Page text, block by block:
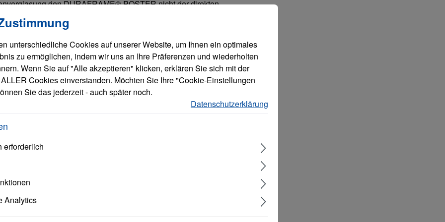
den DURAFRAME® POSTER nicht der direkten
zu einer Verformung (Wellenbildung) des
Einlegen und einfaches Auswechseln der Poster
werden. Diebstahlschutz durch Verklebung von innen
Glasflächen durch Bestückung mit zwei Postern. Identische
Anwendbar im Hoch- und Querformat.
und
Langlebigkeit und höchste
Cookies, um eine bestmögliche Erfahrung bieten zu können. Mehr Informationen ...
unterschiedliche Cookies auf unserer Website, um Ihnen ein optimales
zu ermöglichen, indem wir uns an Ihre Präferenzen und wiederholten
Wenn Sie auf "Alle akzeptieren" klicken, erklären Sie sich mit der
Cookies einverstanden. Möchten Sie Ihre "Cookie-Einstellungen
Sie das jederzeit - auch später noch.
Datenschutzerklärung
erforderlich
Analytics